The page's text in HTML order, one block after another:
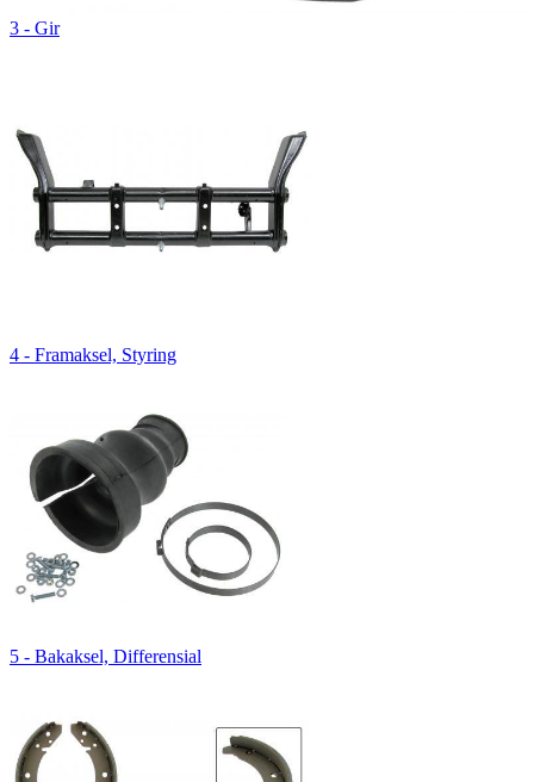
3 - Gir
4 - Framaksel, Styring
5 - Bakaksel, Differensial